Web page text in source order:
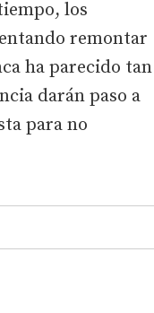
los
remontar
ha parecido tan
darán paso a
para no